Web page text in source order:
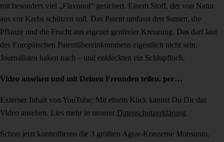
mit besonders viel „Flavonol“ gesichert. Einem Stoff, der von Natur
aus vor Krebs schützen soll. Das Patent umfasst den Samen, die
Pflanze und die Frucht aus eigener genfreier Kreuzung. Das darf laut
des Europäischen Patentübereinkommens eigentlich nicht sein.
Journalisten haken nach – und entdeckten ein Schlupfloch.
Video ansehen und mit Deinen Freunden teilen, per…
Externer Inhalt von YouTube: Mit einem Klick kannst Du Dir das
Video ansehen. Lies mehr in unserer Datenschutzerklärung.
Schon jetzt kontrollieren die 3 größten Agrar-Konzerne Monsanto,